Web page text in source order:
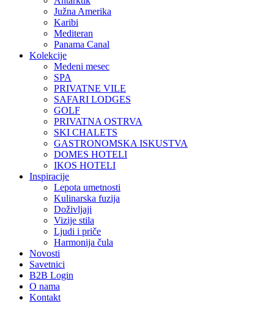
Južna Amerika
Karibi
Mediteran
Panama Canal
Kolekcije
Medeni mesec
SPA
PRIVATNE VILE
SAFARI LODGES
GOLF
PRIVATNA OSTRVA
SKI CHALETS
GASTRONOMSKA ISKUSTVA
DOMES HOTELI
IKOS HOTELI
Inspiracije
Lepota umetnosti
Kulinarska fuzija
Doživljaji
Vizije stila
Ljudi i priče
Harmonija čula
Novosti
Savetnici
B2B Login
O nama
Kontakt